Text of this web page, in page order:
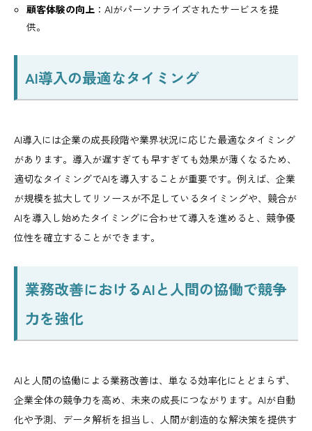
顧客体験の向上 ：AIがパーソナライズされたサービスを提
供。
AI導入の最適なタイミング
AI導入には企業の成長段階や業界状況に応じた最適なタイミング
があります。導入が遅すぎても早すぎても効果が薄くなるため、
適切なタイミングでAIを導入することが重要です。例えば、企業
が規模を拡大してリソースが不足しているタイミングや、競合が
AIを導入し始めたタイミングに合わせて導入を進めると、競争優
位性を確立することができます。
業務改善におけるAIと人間の協働で競争
力を強化
AIと人間の協働による業務改善は、単なる効率化にとどまらず、
企業全体の競争力を高め、未来の成長につながります。AIが自動
化や予測、データ解析を担当し、人間が創造的な解決策を提供す